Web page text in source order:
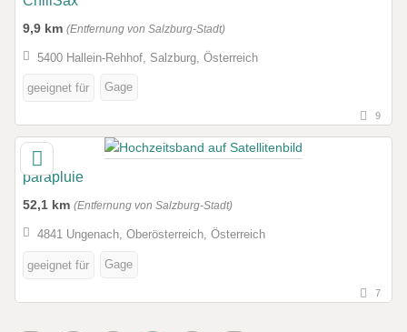
9,9 km (Entfernung von Salzburg-Stadt)
5400 Hallein-Rehhof, Salzburg, Österreich
geeignet für Gage
9
parapluie
52,1 km (Entfernung von Salzburg-Stadt)
4841 Ungenach, Oberösterreich, Österreich
geeignet für Gage
7